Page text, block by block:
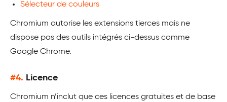
Sélecteur de couleurs
Chromium autorise les extensions tierces mais ne
dispose pas des outils intégrés ci-dessus comme
Google Chrome.
#4. Licence
Chromium n’inclut que ces licences gratuites et de base